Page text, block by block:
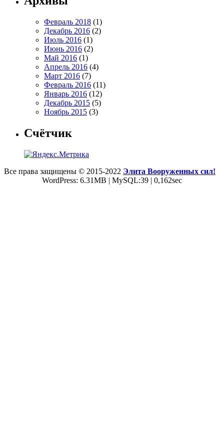
Февраль 2018 (1)
Декабрь 2016 (2)
Июль 2016 (1)
Июнь 2016 (2)
Май 2016 (1)
Апрель 2016 (4)
Март 2016 (7)
Февраль 2016 (11)
Январь 2016 (12)
Декабрь 2015 (5)
Ноябрь 2015 (3)
Счётчик
Все права защищены © 2015-2022 Элита Вооруженных сил!
WordPress: 6.31MB | MySQL:39 | 0,162sec